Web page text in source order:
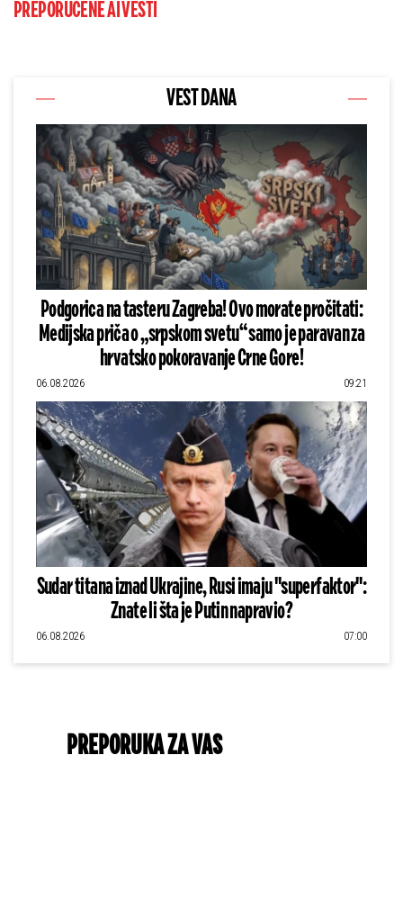
PREPORUČENE AI VESTI
VEST DANA
Podgorica na tasteru Zagreba! Ovo morate pročitati:
Medijska priča o „srpskom svetu“ samo je paravan za
hrvatsko pokoravanje Crne Gore!
06.08.2026 09:21
Sudar titana iznad Ukrajine, Rusi imaju "superfaktor":
Znate li šta je Putin napravio?
06.08.2026 07:00
PREPORUKA ZA VAS